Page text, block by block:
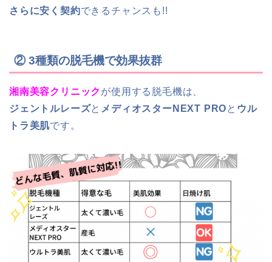
さらに安く契約できるチャンスも!!
② 3種類の脱毛機で効果抜群
湘南美容クリニック が使用する脱毛機は、
ジェントルレーズと メディオスターNEXT PROと ウル
トラ美肌です。